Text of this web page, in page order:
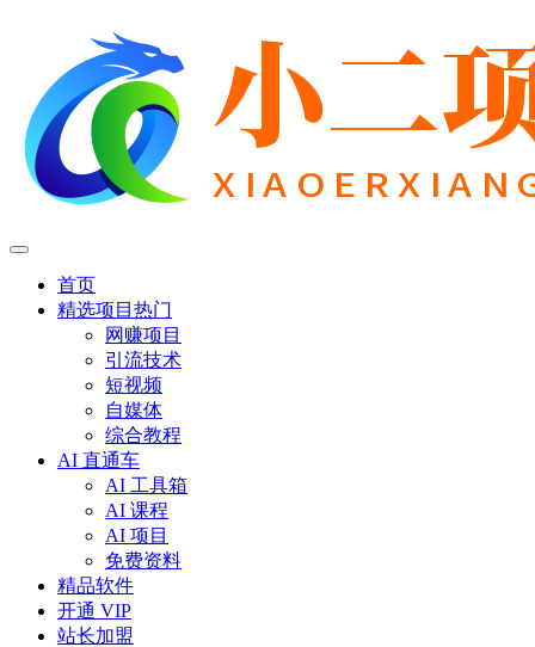
首页
精选项目 热门
网赚项目
引流技术
短视频
自媒体
综合教程
AI 直通车
AI 工具箱
AI 课程
AI 项目
免费资料
精品软件
开通 VIP
站长加盟